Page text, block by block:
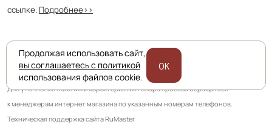
ссылке. Подробнее>>
Приведенная на сайте информация не является публичной офертой
и носит информационно ознакомительный характер.
Для уточнения наличия и характеристик товара просьба обращаться
к менеджерам интернет магазина по указанным номерам телефонов.
Техническая поддержка сайта RuMaster
Продолжая использовать сайт,
вы соглашаетесь с политикой
использования файлов cookie.
OK